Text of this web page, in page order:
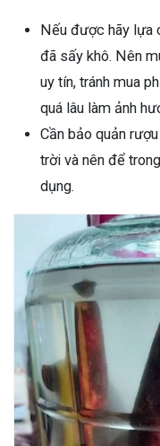
Nếu được hãy lựa
đã sấy khô. Nên
uy tín, tránh mua
quá lâu làm ảnh
Cần bảo quản
trời và nên để
dụng.